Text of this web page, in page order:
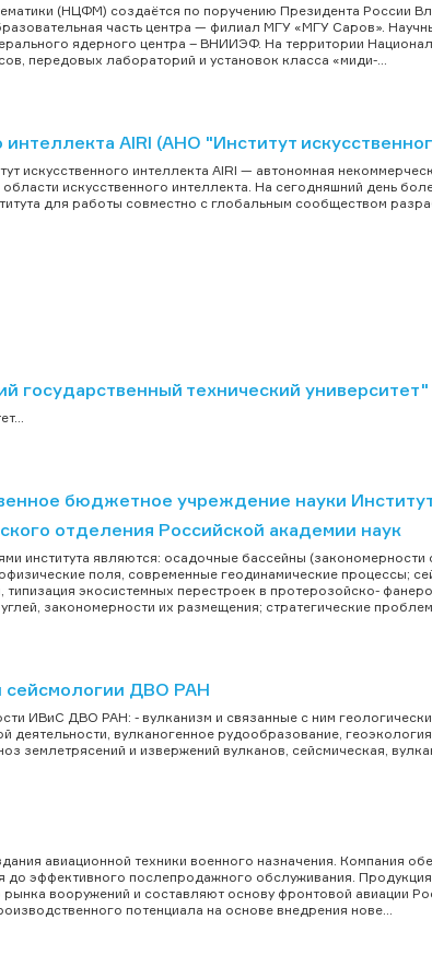
(НЦФМ) создаётся по поручению Президента России
часть центра — филиал МГУ «МГУ Саров».
ядерного центра – ВНИИЭФ. На территории
передовых лабораторий и установок класса «миди-...
интеллекта AIRI (АНО "Институт
искусственного интеллекта AIRI — автономная
искусственного интеллекта. На сегодняшний день
для работы совместно с глобальным сообществом
государственный технический университет"
бюджетное учреждение науки
отделения Российской академии наук
института являются: осадочные бассейны (закономерности
поля, современные геодинамические процессы;
типизация экосистемных перестроек в протерозойско-
закономерности их размещения; стратегические
сейсмологии ДВО РАН
ИВиС ДВО РАН: - вулканизм и связанные с ним
деятельности, вулканогенное рудообразование,
землетрясений и извержений вулканов, сейсмическая,
авиационной техники военного назначения. Компания
до эффективного послепродажного обслуживания.
вооружений и составляют основу фронтовой авиации
потенциала на основе внедрения нове...